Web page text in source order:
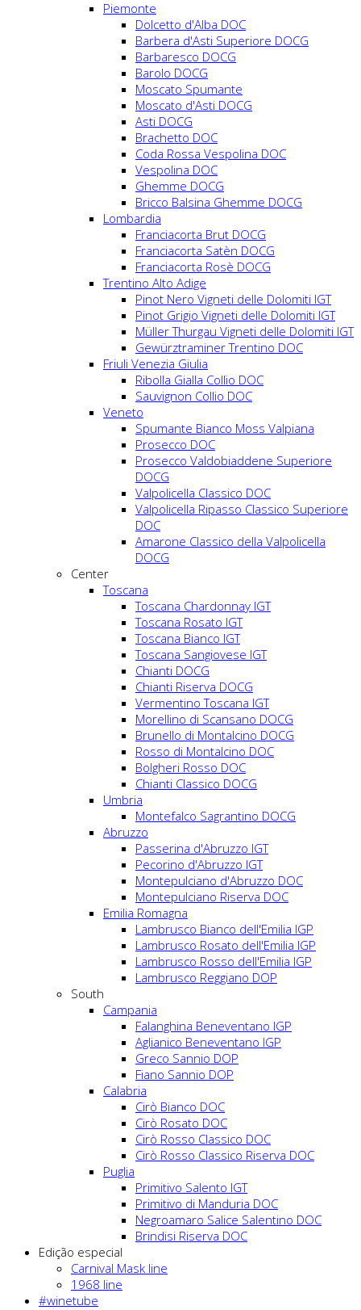
Piemonte
Dolcetto d'Alba DOC
Barbera d'Asti Superiore DOCG
Barbaresco DOCG
Barolo DOCG
Moscato Spumante
Moscato d'Asti DOCG
Asti DOCG
Brachetto DOC
Coda Rossa Vespolina DOC
Vespolina DOC
Ghemme DOCG
Bricco Balsina Ghemme DOCG
Lombardia
Franciacorta Brut DOCG
Franciacorta Satèn DOCG
Franciacorta Rosè DOCG
Trentino Alto Adige
Pinot Nero Vigneti delle Dolomiti IGT
Pinot Grigio Vigneti delle Dolomiti IGT
Müller Thurgau Vigneti delle Dolomiti IGT
Gewürztraminer Trentino DOC
Friuli Venezia Giulia
Ribolla Gialla Collio DOC
Sauvignon Collio DOC
Veneto
Spumante Bianco Moss Valpiana
Prosecco DOC
Prosecco Valdobiaddene Superiore
DOCG
Valpolicella Classico DOC
Valpolicella Ripasso Classico Superiore
DOC
Amarone Classico della Valpolicella
DOCG
Center
Toscana
Toscana Chardonnay IGT
Toscana Rosato IGT
Toscana Bianco IGT
Toscana Sangiovese IGT
Chianti DOCG
Chianti Riserva DOCG
Vermentino Toscana IGT
Morellino di Scansano DOCG
Brunello di Montalcino DOCG
Rosso di Montalcino DOC
Bolgheri Rosso DOC
Chianti Classico DOCG
Umbria
Montefalco Sagrantino DOCG
Abruzzo
Passerina d'Abruzzo IGT
Pecorino d'Abruzzo IGT
Montepulciano d'Abruzzo DOC
Montepulciano Riserva DOC
Emilia Romagna
Lambrusco Bianco dell'Emilia IGP
Lambrusco Rosato dell'Emilia IGP
Lambrusco Rosso dell'Emilia IGP
Lambrusco Reggiano DOP
South
Campania
Falanghina Beneventano IGP
Aglianico Beneventano IGP
Greco Sannio DOP
Fiano Sannio DOP
Calabria
Cirò Bianco DOC
Cirò Rosato DOC
Cirò Rosso Classico DOC
Cirò Rosso Classico Riserva DOC
Puglia
Primitivo Salento IGT
Primitivo di Manduria DOC
Negroamaro Salice Salentino DOC
Brindisi Riserva DOC
Edição especial
Carnival Mask line
1968 line
#winetube